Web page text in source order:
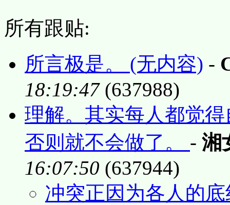
所有跟贴:
所言极是。 (无内容) -
18:19:47(637988)
理解。其实每人都觉
否则就不会做了。 - 湘
16:07:50 (637944)
冲突正因为各人的